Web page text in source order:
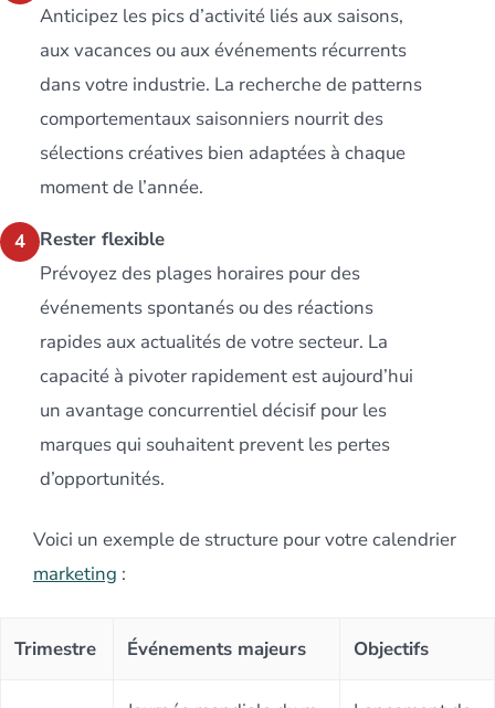
Anticipez les pics d’activité liés aux saisons,
aux vacances ou aux événements récurrents
dans votre industrie. La recherche de patterns
comportementaux saisonniers nourrit des
sélections créatives bien adaptées à chaque
moment de l’année.
4
Rester flexible
Prévoyez des plages horaires pour des
événements spontanés ou des réactions
rapides aux actualités de votre secteur. La
capacité à pivoter rapidement est aujourd’hui
un avantage concurrentiel décisif pour les
marques qui souhaitent prevent les pertes
d’opportunités.
Voici un exemple de structure pour votre calendrier
marketing :
Trimestre Événements majeurs Objectifs